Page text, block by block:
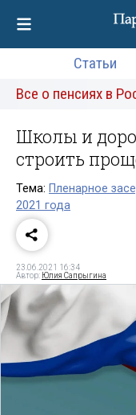
Статьи
Все о пенсиях в
Школы и
строить
Тема: Пленарное
2021 года
23.06.2021 16:34
Автор: Юлия Сапрыгина